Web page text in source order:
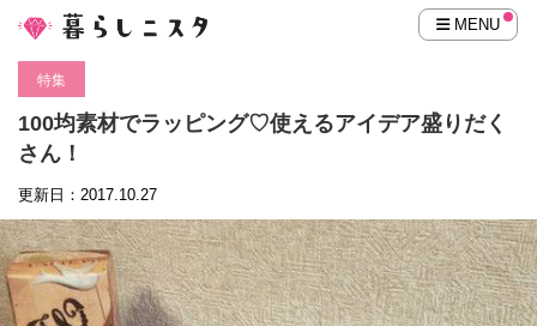
MENU
特集
100均素材でラッピング♡使えるアイデア盛りだく
さん！
更新日：2017.10.27